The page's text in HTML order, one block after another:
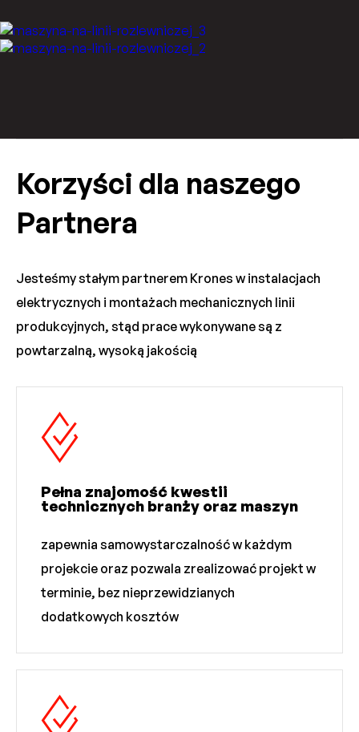
Korzyści dla naszego
Partnera
Jesteśmy stałym partnerem Krones w instalacjach
elektrycznych i montażach mechanicznych linii
produkcyjnych, stąd prace wykonywane są z
powtarzalną, wysoką jakością
Pełna znajomość kwestii
technicznych branży oraz maszyn
zapewnia samowystarczalność w każdym
projekcie oraz pozwala zrealizować projekt w
terminie, bez nieprzewidzianych
dodatkowych kosztów